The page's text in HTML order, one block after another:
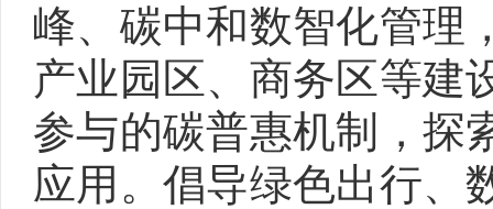
峰、碳中和数智化管理
产业园区、商务区等建
参与的碳普惠机制，探
应用。倡导绿色出行、